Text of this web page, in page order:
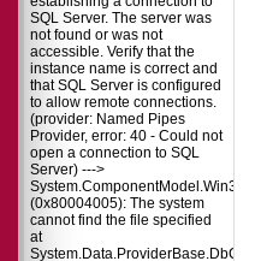
SQL Server. The server was
not found or was not
accessible. Verify that the
instance name is correct and
that SQL Server is configured
to allow remote connections.
(provider: Named Pipes
Provider, error: 40 - Could not
open a connection to SQL
Server) --->
(0x80004005): The system
cannot find the file specified
at